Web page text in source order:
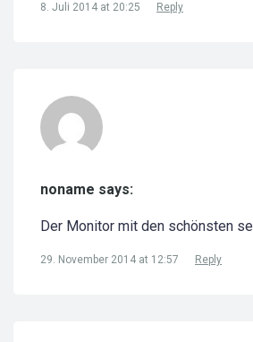
8. Juli 2014 at 20:25 Reply
noname says:
Der Monitor mit den schönsten
29. November 2014 at 12:57 Reply